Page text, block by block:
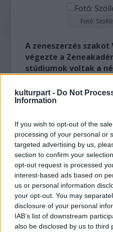
kulturpart - Do Not
Information
If you wish to opt-out of the
processing of your personal or
targeted advertising by us,
section to confirm your
opt-out request is processed
interest-based ads based on
us or personal information
your opt-out. You may
disclosure of your personal
IAB’s list of downstream
also be disclosed by us to third
Fotó:
A zeneszerzés szakot
végezte a
stúdiumok voltak a
Szabályos struktúrája
óráknak. Első évben
klasszikus formák: a
utolsó évben szabad
osztályban lehetett
kompozíciókat vinni,
szerkeszteni Johann
kétszólamú és
saját hangvétellel. Ez a
nagyon szigorú volt,
támadás is érte a
az előképzőben is